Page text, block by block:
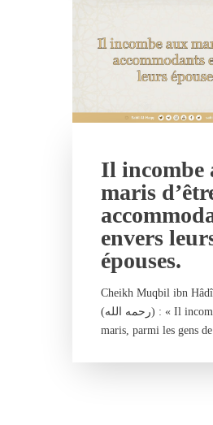
Il incombe
maris
envers
épouses.
Cheikh Muqbil ibn
(رحمه الله) : « Il incombe aux
maris, parmi les gens